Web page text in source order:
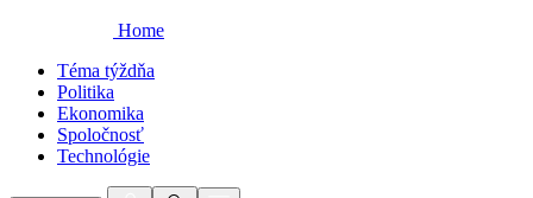
Home
Téma týždňa
Politika
Ekonomika
Spoločnosť
Technológie